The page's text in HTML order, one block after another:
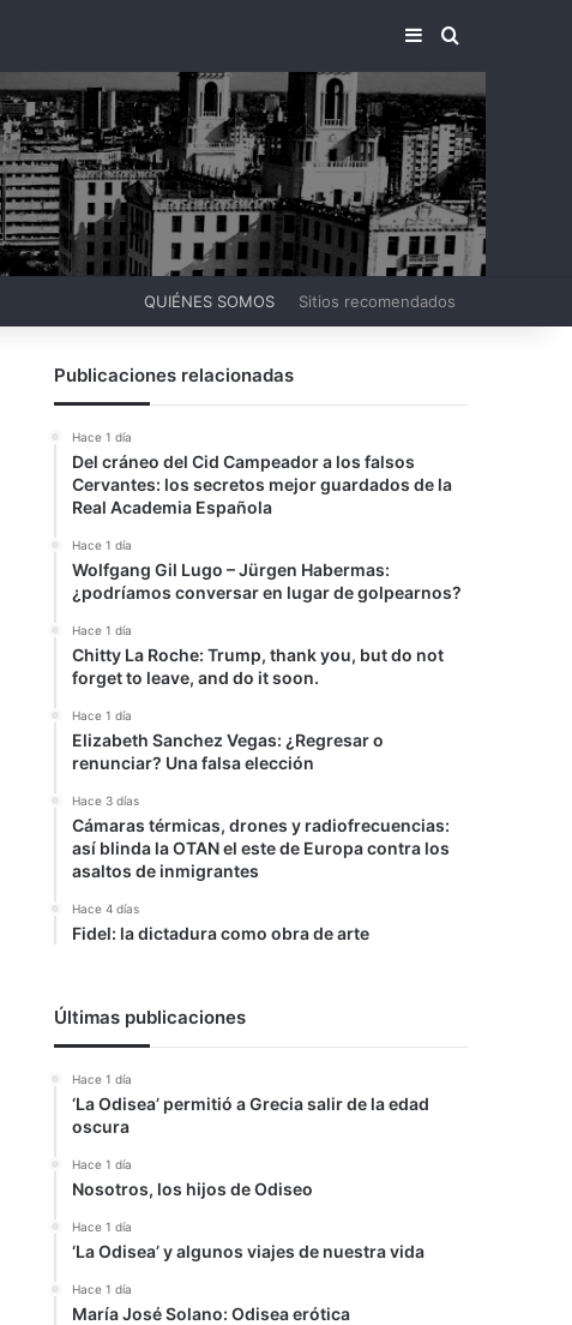
BARRA LATERAL
BUSCAR
QUIÉNES SOMOS Sitios recomendados
Publicaciones relacionadas
Hace 1 día
Del cráneo del Cid Campeador a los falsos
Cervantes: los secretos mejor guardados de la
Real Academia Española
Hace 1 día
Wolfgang Gil Lugo – Jürgen Habermas:
¿podríamos conversar en lugar de golpearnos?
Hace 1 día
Chitty La Roche: Trump, thank you, but do not
forget to leave, and do it soon.
Hace 1 día
Elizabeth Sanchez Vegas: ¿Regresar o
renunciar? Una falsa elección
Hace 3 días
Cámaras térmicas, drones y radiofrecuencias:
así blinda la OTAN el este de Europa contra los
asaltos de inmigrantes
Hace 4 días
Fidel: la dictadura como obra de arte
Últimas publicaciones
Hace 1 día
‘La Odisea’ permitió a Grecia salir de la edad
oscura
Hace 1 día
Nosotros, los hijos de Odiseo
Hace 1 día
‘La Odisea’ y algunos viajes de nuestra vida
Hace 1 día
María José Solano: Odisea erótica